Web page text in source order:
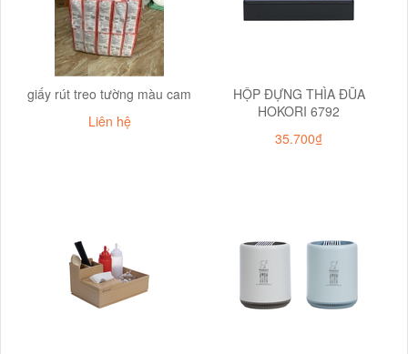
giấy rút treo tường màu cam
Liên hệ
HỘP ĐỰNG THÌA ĐŨA
HOKORI 6792
35.700₫